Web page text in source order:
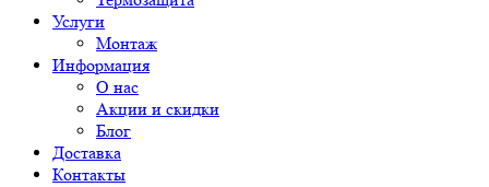
Услуги
Монтаж
Информация
О нас
Акции и скидки
Блог
Доставка
Контакты